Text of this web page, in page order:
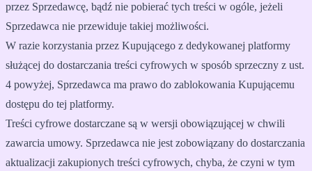
przez Sprzedawcę, bądź nie pobierać tych treści w ogóle, jeżeli
Sprzedawca nie przewiduje takiej możliwości.
W razie korzystania przez Kupującego z dedykowanej platformy
służącej do dostarczania treści cyfrowych w sposób sprzeczny z ust.
4 powyżej, Sprzedawca ma prawo do zablokowania Kupującemu
dostępu do tej platformy.
Treści cyfrowe dostarczane są w wersji obowiązującej w chwili
zawarcia umowy. Sprzedawca nie jest zobowiązany do dostarczania
aktualizacji zakupionych treści cyfrowych, chyba, że czyni w tym